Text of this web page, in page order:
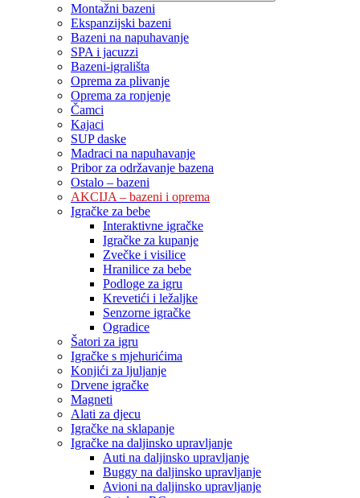
Montažni bazeni
Ekspanzijski bazeni
Bazeni na napuhavanje
SPA i jacuzzi
Bazeni-igrališta
Oprema za plivanje
Oprema za ronjenje
Čamci
Kajaci
SUP daske
Madraci na napuhavanje
Pribor za održavanje bazena
Ostalo – bazeni
AKCIJA – bazeni i oprema
Igračke za bebe
Interaktivne igračke
Igračke za kupanje
Zvečke i visilice
Hranilice za bebe
Podloge za igru
Krevetići i ležaljke
Senzorne igračke
Ogradice
Šatori za igru
Igračke s mjehurićima
Konjići za ljuljanje
Drvene igračke
Magneti
Alati za djecu
Igračke na sklapanje
Igračke na daljinsko upravljanje
Auti na daljinsko upravljanje
Buggy na daljinsko upravljanje
Avioni na daljinsko upravljanje